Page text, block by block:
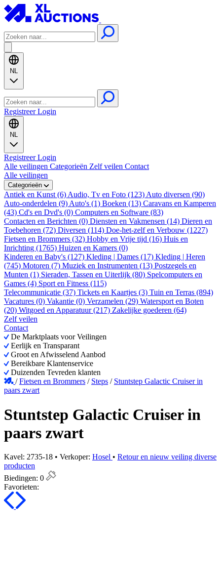
NL
RegistreerLogin
NL
RegistreerLogin
Alle veilingen Categorieën Zelf veilen Contact
Alle veilingen
Categorieën
Antiek en Kunst (6) Audio, Tv en Foto (123) Auto diversen (90)
Auto-onderdelen (9) Auto's (1) Boeken (13) Caravans en Kamperen
(43) Cd's en Dvd's (0) Computers en Software (83)
Contacten en Berichten (0) Diensten en Vakmensen (14) Dieren en
Toebehoren (72) Diversen (114) Doe-het-zelf en Verbouw (1227)
Fietsen en Brommers (32) Hobby en Vrije tijd (16) Huis en
Inrichting (1765) Huizen en Kamers (0)
Kinderen en Baby's (127) Kleding | Dames (17) Kleding | Heren
(745) Motoren (7) Muziek en Instrumenten (13) Postzegels en
Munten (1) Sieraden, Tassen en Uiterlijk (80) Spelcomputers en
Games (4) Sport en Fitness (115)
Telecommunicatie (37) Tickets en Kaartjes (3) Tuin en Terras (894)
Vacatures (0) Vakantie (0) Verzamelen (29) Watersport en Boten
(20) Witgoed en Apparatuur (217) Zakelijke goederen (64)
Zelf veilen
Contact
De Marktplaats voor Veilingen
Eerlijk en Transparant
Groot en Afwisselend Aanbod
Bereikbare Klantenservice
Duizenden Tevreden klanten
/Fietsen en Brommers / Steps / Stuntstep Galactic Cruiser in
paars zwart
Stuntstep Galactic Cruiser in
paars zwart
Kavel: 2735-18 • Verkoper: Hosel • Retour en nieuw veiling diverse
producten
Biedingen: 0
Favorieten: